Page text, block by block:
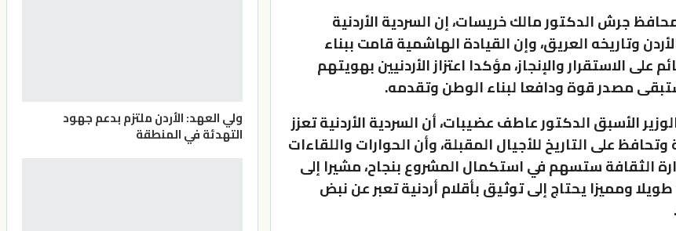
جرش الدكتور مالك خريسات، إن السردية الأردنية
وتاريخه العريق، وإن القيادة الهاشمية قامت ببناء
الاستقرار والإنجاز، مؤكدا اعتزاز الأردنيين بهويتهم
مصدر قوة ودافعا لبناء الوطن وتقدمه.
الأسبق الدكتور عاطف عضيبات، أن السردية الأردنية تعزز
على التاريخ للأجيال المقبلة، وأن الحوارات واللقاءات
الثقافة ستسهم في استكمال المشروع بنجاح، مشيرا إلى
طويلا ومميزا يحتاج إلى توثيق بأقلام أردنية تعبر عن نبض
ولي العهد: الأردن ملتزم بدعم جهود
التهدئة في المنطقة